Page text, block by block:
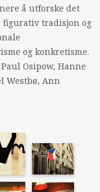
å utforske det
figurativ tradisjon og
og konkretisme.
Osipow, Hanne
Westbø, Ann